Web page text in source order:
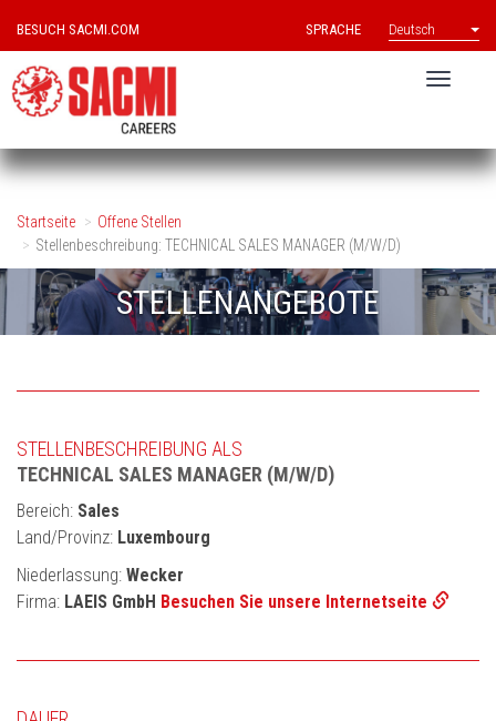
BESUCH SACMI.COM SPRACHE Deutsch
Startseite
Offene Stellen
Stellenbeschreibung: TECHNICAL SALES MANAGER (M/W/D)
STELLENANGEBOTE
STELLENBESCHREIBUNG ALS
TECHNICAL SALES MANAGER (M/W/D)
Bereich: Sales
Land/Provinz: Luxembourg
Niederlassung: Wecker
Firma: LAEIS GmbH Besuchen Sie unsere Internetseite